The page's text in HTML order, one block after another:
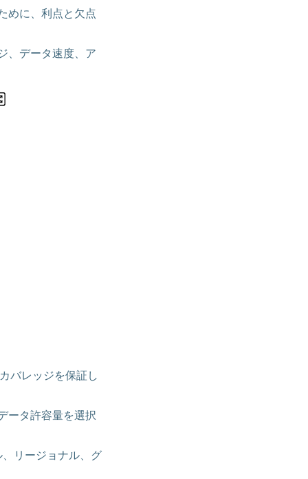
めに、利点と欠点
、データ速度、ア
バレッジを保証し
ータ許容量を選択
、リージョナル、グ